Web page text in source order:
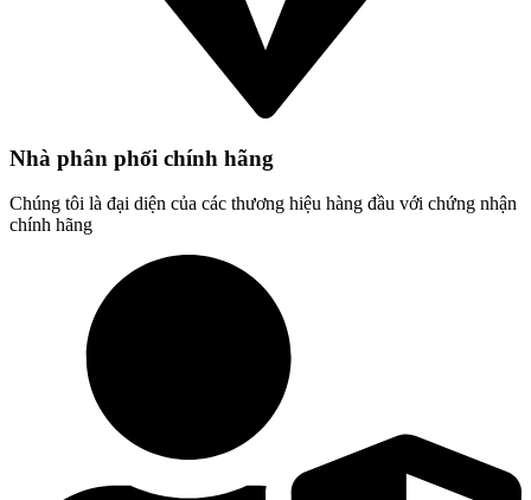
Nhà phân phối chính hãng
Chúng tôi là đại diện của các thương hiệu hàng đầu với chứng nhận
chính hãng